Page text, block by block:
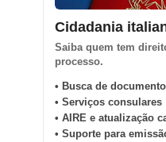
Cidadania
Saiba quem tem
processo.
• Busca de
• Serviços consulares
• AIRE e atualização
• Suporte para